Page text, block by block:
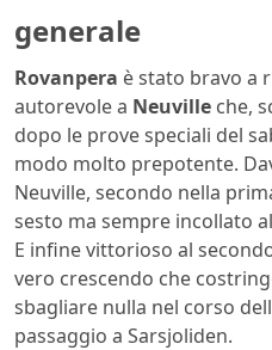
generale
Rovanpera è stato bravo a
autorevole a Neuville che,
dopo le prove speciali del
modo molto prepotente.
Neuville, secondo nella
sesto ma sempre incollato
E infine vittorioso al
vero crescendo che
sbagliare nulla nel corso
passaggio a Sarsjoliden.